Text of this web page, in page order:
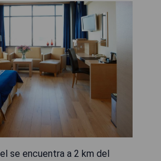
se encuentra a 2 km del